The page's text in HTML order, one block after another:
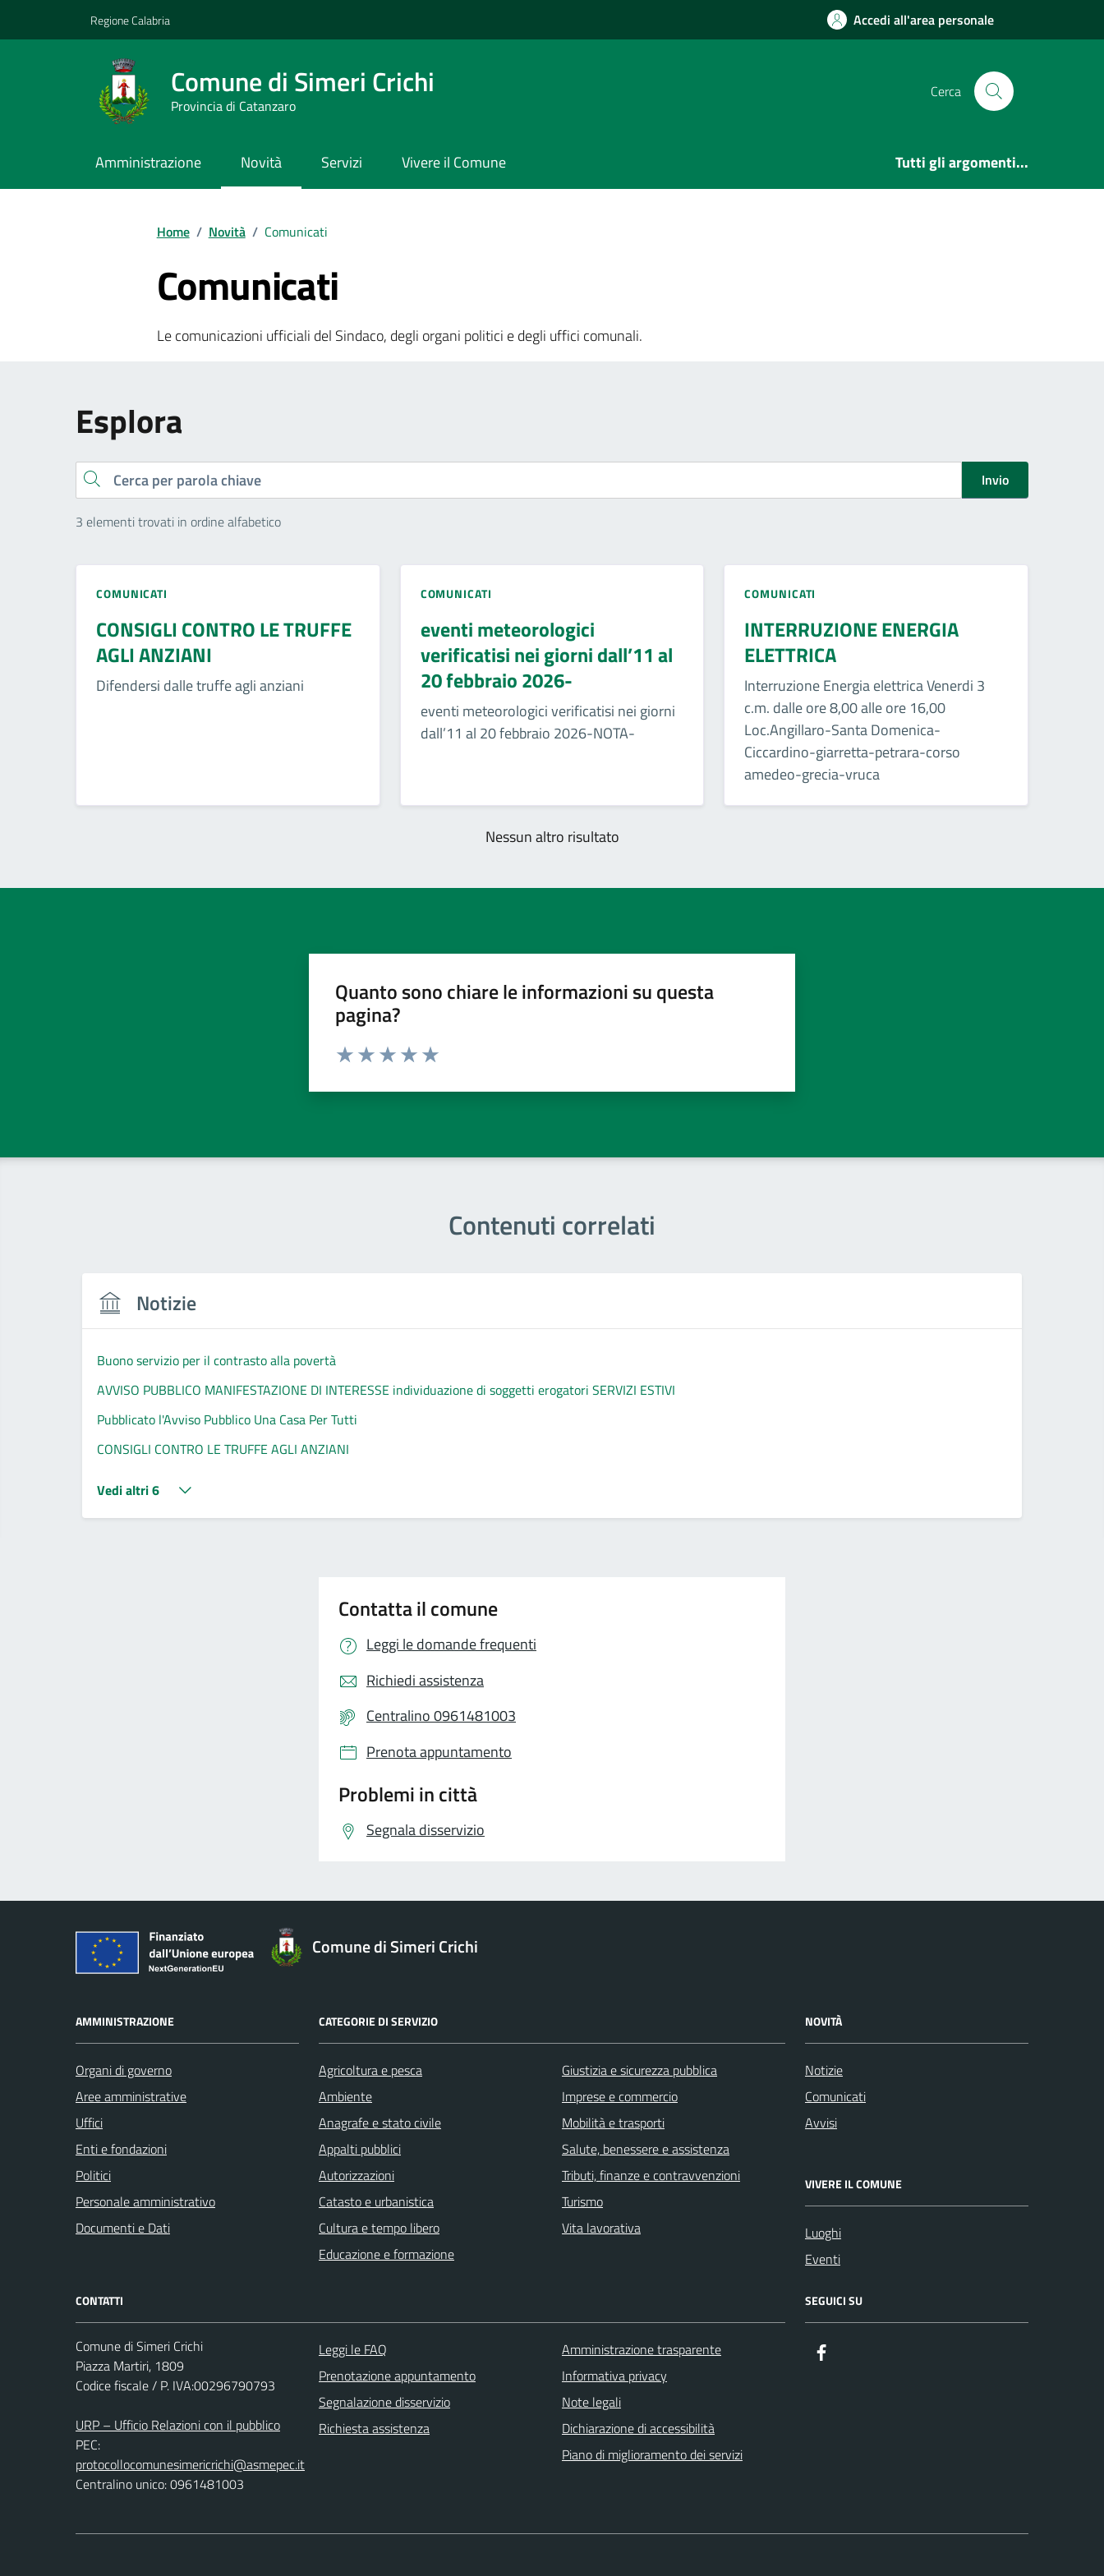
Regione Calabria Accedi all'area personale
Comune di Simeri Crichi
Provincia di Catanzaro
Cerca
Amministrazione Novità Servizi Vivere il Comune Tutti gli argomenti...
Home / Novità / Comunicati
Comunicati
Le comunicazioni ufficiali del Sindaco, degli organi politici e degli uffici comunali.
Esplora
Cerca Invio
3 elementi trovati in ordine alfabetico
COMUNICATI
CONSIGLI CONTRO LE TRUFFE
AGLI ANZIANI
Difendersi dalle truffe agli anziani
COMUNICATI
eventi meteorologici
verificatisi nei giorni dall’11 al
20 febbraio 2026-
eventi meteorologici verificatisi nei giorni
dall’11 al 20 febbraio 2026-NOTA-
COMUNICATI
INTERRUZIONE ENERGIA
ELETTRICA
Interruzione Energia elettrica Venerdi 3
c.m. dalle ore 8,00 alle ore 16,00
Loc.Angillaro-Santa Domenica-
Ciccardino-giarretta-petrara-corso
amedeo-grecia-vruca
Nessun altro risultato
Quanto sono chiare le informazioni su questa
pagina?
Contenuti correlati
Notizie
Buono servizio per il contrasto alla povertà
AVVISO PUBBLICO MANIFESTAZIONE DI INTERESSE individuazione di soggetti erogatori SERVIZI ESTIVI
Pubblicato l'Avviso Pubblico Una Casa Per Tutti
CONSIGLI CONTRO LE TRUFFE AGLI ANZIANI
Vedi altri 6
Contatta il comune
Leggi le domande frequenti
Richiedi assistenza
Centralino 0961481003
Prenota appuntamento
Problemi in città
Segnala disservizio
Comune di Simeri Crichi
AMMINISTRAZIONE
Organi di governo
Aree amministrative
Uffici
Enti e fondazioni
Politici
Personale amministrativo
Documenti e Dati
CATEGORIE DI SERVIZIO
Agricoltura e pesca
Ambiente
Anagrafe e stato civile
Appalti pubblici
Autorizzazioni
Catasto e urbanistica
Cultura e tempo libero
Educazione e formazione
Giustizia e sicurezza pubblica
Imprese e commercio
Mobilità e trasporti
Salute, benessere e assistenza
Tributi, finanze e contravvenzioni
Turismo
Vita lavorativa
NOVITÀ
Notizie
Comunicati
Avvisi
VIVERE IL COMUNE
Luoghi
Eventi
CONTATTI
Comune di Simeri Crichi
Piazza Martiri, 1809
Codice fiscale / P. IVA:00296790793
URP – Ufficio Relazioni con il pubblico
PEC:
protocollocomunesimericrichi@asmepec.it
Centralino unico: 0961481003
Leggi le FAQ
Prenotazione appuntamento
Segnalazione disservizio
Richiesta assistenza
Amministrazione trasparente
Informativa privacy
Note legali
Dichiarazione di accessibilità
Piano di miglioramento dei servizi
SEGUICI SU